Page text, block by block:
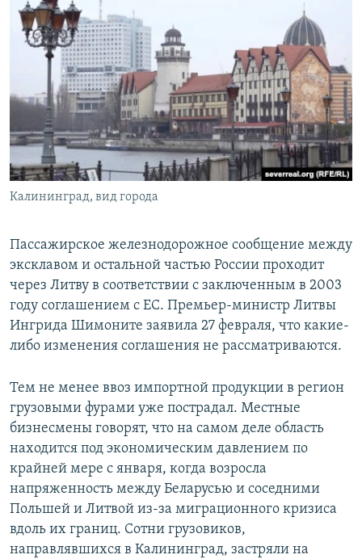
Калининград, вид города
Пассажирское железнодорожное сообщение между
эксклавом и остальной частью России проходит
через Литву в соответствии с заключенным в 2003
году соглашением с ЕС. Премьер-министр Литвы
Ингрида Шимоните заявила 27 февраля, что какие-
либо изменения соглашения не рассматриваются.
Тем не менее ввоз импортной продукции в регион
грузовыми фурами уже пострадал. Местные
бизнесмены говорят, что на самом деле область
находится под экономическим давлением по
крайней мере с января, когда возросла
напряженность между Беларусью и соседними
Польшей и Литвой из-за миграционного кризиса
вдоль их границ. Сотни грузовиков,
направлявшихся в Калининград, застряли на